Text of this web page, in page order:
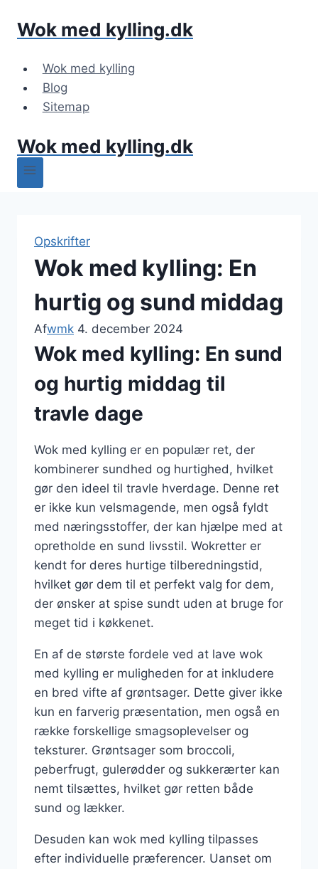
Wok med kylling.dk
Wok med kylling
Blog
Sitemap
Wok med kylling.dk
Opskrifter
Wok med kylling: En
hurtig og sund middag
Afwmk 4. december 2024
Wok med kylling: En sund
og hurtig middag til
travle dage
Wok med kylling er en populær ret, der
kombinerer sundhed og hurtighed, hvilket
gør den ideel til travle hverdage. Denne ret
er ikke kun velsmagende, men også fyldt
med næringsstoffer, der kan hjælpe med at
opretholde en sund livsstil. Wokretter er
kendt for deres hurtige tilberedningstid,
hvilket gør dem til et perfekt valg for dem,
der ønsker at spise sundt uden at bruge for
meget tid i køkkenet.
En af de største fordele ved at lave wok
med kylling er muligheden for at inkludere
en bred vifte af grøntsager. Dette giver ikke
kun en farverig præsentation, men også en
række forskellige smagsoplevelser og
teksturer. Grøntsager som broccoli,
peberfrugt, gulerødder og sukkerærter kan
nemt tilsættes, hvilket gør retten både
sund og lækker.
Desuden kan wok med kylling tilpasses
efter individuelle præferencer. Uanset om